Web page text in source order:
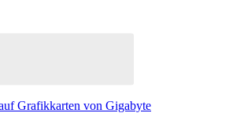
Grafikkarten von Gigabyte